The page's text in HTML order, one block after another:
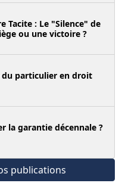
Tacite : Le "Silence" de
ou une victoire ?
du particulier en droit
la garantie décennale ?
publications